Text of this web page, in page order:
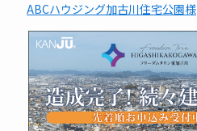
ABCハウジング加古川住宅公園様